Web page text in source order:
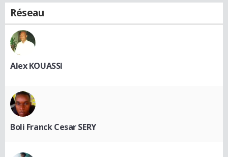
Réseau
Alex KOUASSI
Boli Franck Cesar SERY